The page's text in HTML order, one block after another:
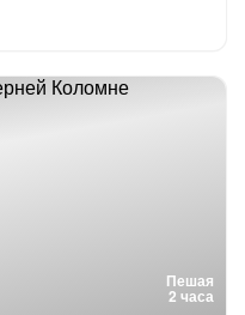
Пешая
2 часа